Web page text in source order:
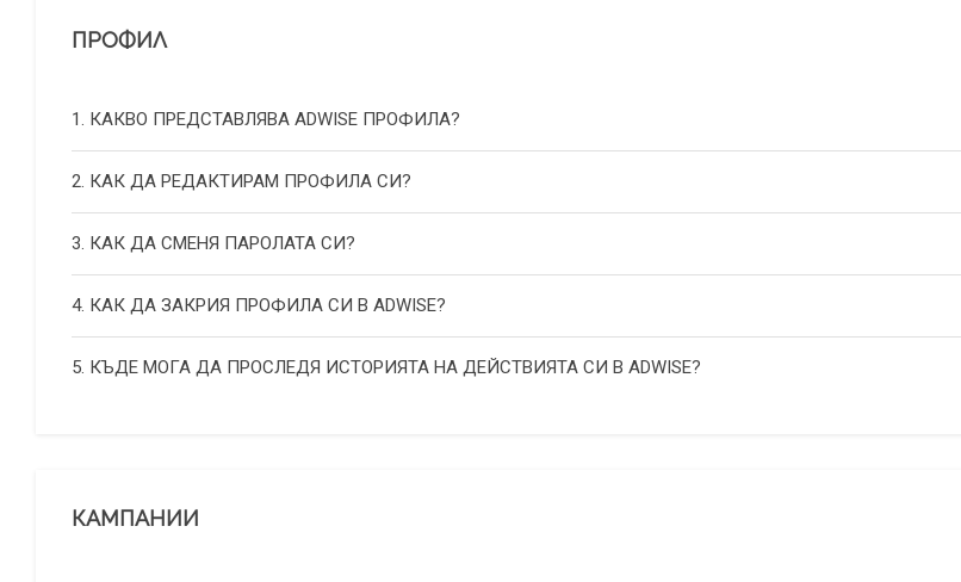
ПРОФИЛ
1. КАКВО ПРЕДСТАВЛЯВА ADWISE ПРОФИЛА?
2. КАК ДА РЕДАКТИРАМ ПРОФИЛА СИ?
3. КАК ДА СМЕНЯ ПАРОЛАТА СИ?
4. КАК ДА ЗАКРИЯ ПРОФИЛА СИ В ADWISE?
5. КЪДЕ МОГА ДА ПРОСЛЕДЯ ИСТОРИЯТА НА ДЕЙСТВИЯТА СИ В ADWISE?
КАМПАНИИ